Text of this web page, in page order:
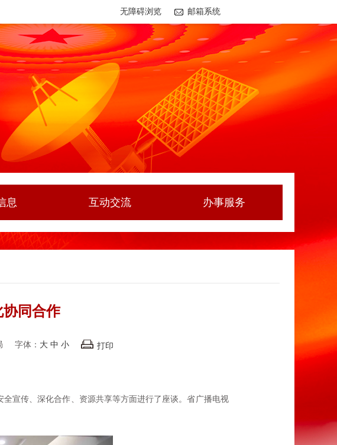
邮箱系统
无障碍浏览
息 互动交流 办事服务
同合作
字体： 大 中小 打印
宣传、深化合作、资源共享等方面进行了座谈。省广播电视